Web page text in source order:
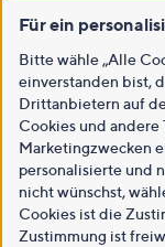
Für ein
Bitte wähle „Alle
einverstanden bist,
Drittanbietern auf
Cookies und andere
Marketingzwecken
personalisierte und
nicht wünschst,
Cookies ist die
Zustimmung ist